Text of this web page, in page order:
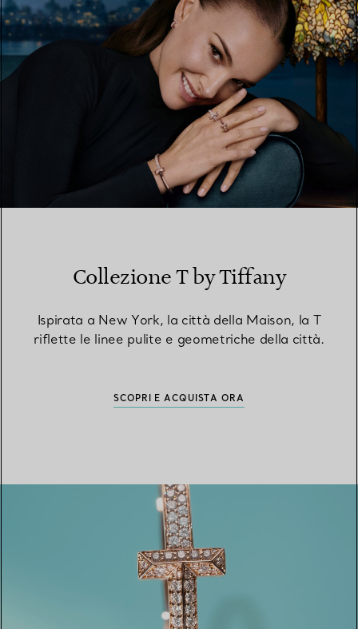
Collezione T by Tiffany
Ispirata a New York, la città della Maison, la T
riflette le linee pulite e geometriche della città.
SCOPRI E ACQUISTA ORA